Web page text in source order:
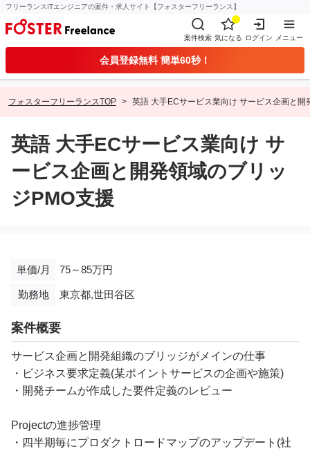
フリーランスITエンジニアの案件・求人サイト【フォスターフリーランス】
案件検索 気になる ログイン メニュー
会員登録無料 簡単60秒！
フォスターフリーランスTOP 英語 大手ECサービス業向け サービス企画と開
英語 大手ECサービス業向け サ
ービス企画と開発領域のブリッ
ジPMO支援
単価/月 75～85万円
勤務地 東京都,世田谷区
案件概要
サービス企画と開発組織のブリッジがメインの仕事
・ビジネス要求定義(某ポイントサービスの企画や施策)
・開発チームが作成した要件定義のレビュー
Projectの進捗管理
・四半期毎にプロダクトロードマップのアップデート(社